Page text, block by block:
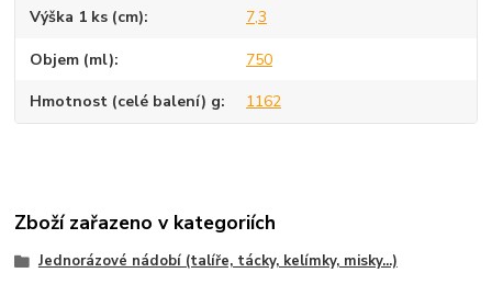
Výška 1 ks (cm) 7,3
Objem (ml) 750
Hmotnost (celé balení) g 1162
Zboží zařazeno v kategoriích
Jednorázové nádobí (talíře, tácky, kelímky, misky...)